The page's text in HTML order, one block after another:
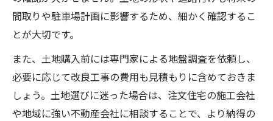
注文住宅の自由設計で叶える理想の間取り
家族の未来を考えた注文住宅プランニング
術
注文住宅設計で重視したい快適性と動線
茨城県注文住宅で人気のデザインアイデア
注文住宅段階別ガイドで納得の設計を実現
間取りや駐車場計画に影響するため、細かく確認するこ
とが大切です。
また、土地購入前には専門家による地盤調査を依頼し、
必要に応じて改良工事の費用も見積もりに含めておきま
しょう。土地選びに迷った場合は、注文住宅の施工会社
や地域に強い不動産会社に相談することで、より納得の